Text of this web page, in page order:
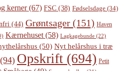
kerner(67) FSC (38) Fødselsdage (34)
(44) Grøntsager (151) Haven
Kærnehuset (58) Lagkagebunde (22)
(50) Nyt helårshus i træ
(94) Opskrift (694) Petit